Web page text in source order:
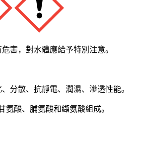
害，對水體應給予特別注意。
分散、抗靜電、潤濕、滲透性能。
氨酸、脯氨酸和纈氨酸組成。